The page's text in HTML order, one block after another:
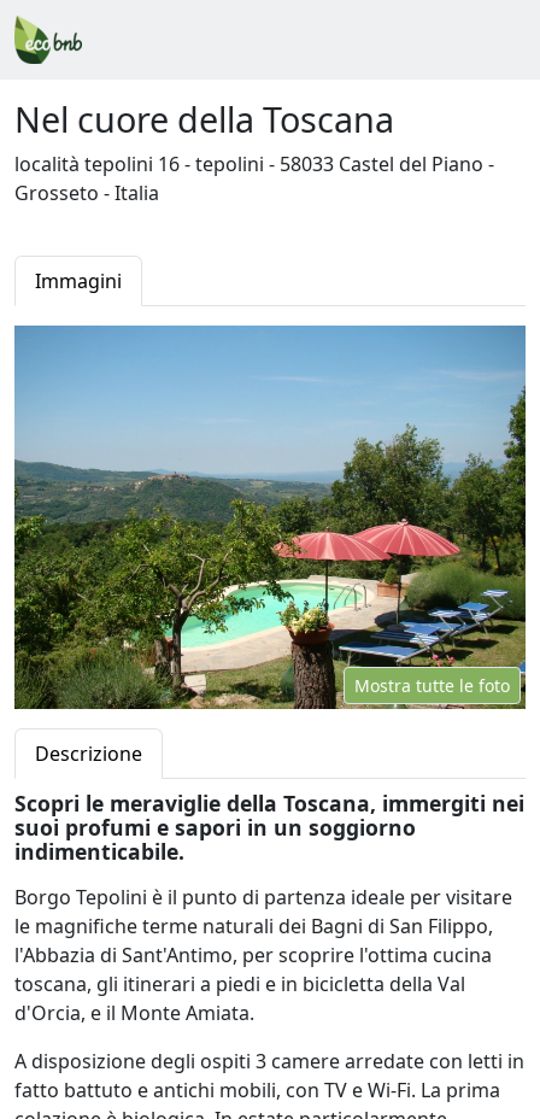
Nel cuore della Toscana
località tepolini 16 - tepolini - 58033 Castel del Piano -
Grosseto - Italia
Immagini
Mostra tutte le foto
Descrizione
Scopri le meraviglie della Toscana, immergiti nei
suoi profumi e sapori in un soggiorno
indimenticabile.
Borgo Tepolini è il punto di partenza ideale per visitare
le magnifiche terme naturali dei Bagni di San Filippo,
l'Abbazia di Sant'Antimo, per scoprire l'ottima cucina
toscana, gli itinerari a piedi e in bicicletta della Val
d'Orcia, e il Monte Amiata.
A disposizione degli ospiti 3 camere arredate con letti in
fatto battuto e antichi mobili, con TV e Wi-Fi. La prima